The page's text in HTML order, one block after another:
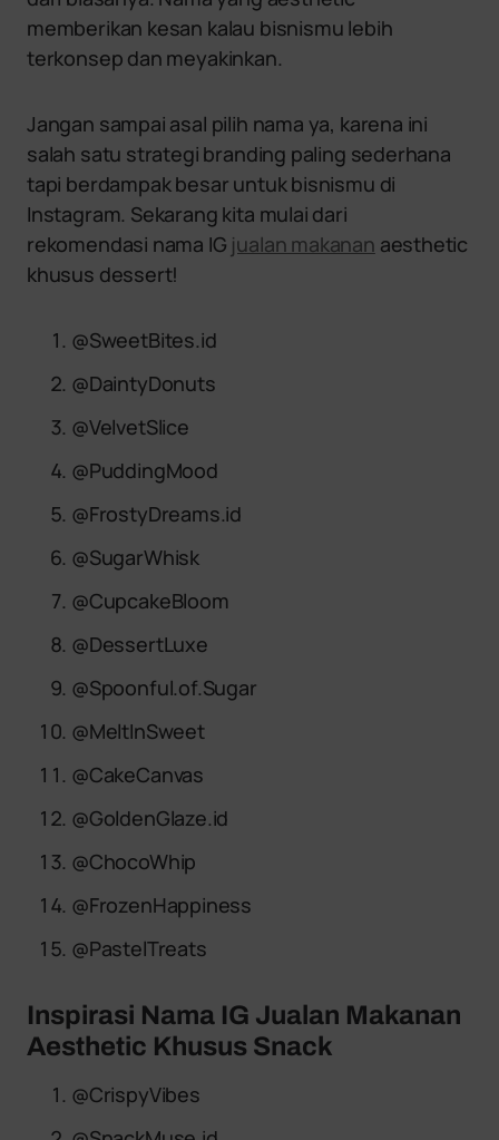
memberikan kesan kalau bisnismu lebih
terkonsep dan meyakinkan.
Jangan sampai asal pilih nama ya, karena ini
salah satu strategi branding paling sederhana
tapi berdampak besar untuk bisnismu di
Instagram. Sekarang kita mulai dari
rekomendasi nama IG jualan makanan aesthetic
khusus dessert!
@SweetBites.id
@DaintyDonuts
@VelvetSlice
@PuddingMood
@FrostyDreams.id
@SugarWhisk
@CupcakeBloom
@DessertLuxe
@Spoonful.of.Sugar
@MeltInSweet
@CakeCanvas
@GoldenGlaze.id
@ChocoWhip
@FrozenHappiness
@PastelTreats
Inspirasi Nama IG Jualan Makanan
Aesthetic Khusus Snack
@CrispyVibes